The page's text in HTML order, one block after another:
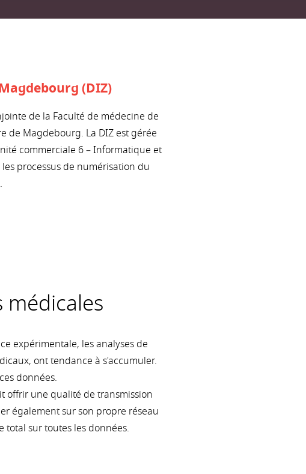
(DIZ)
de la Faculté de médecine de
de Magdebourg. La DIZ est gérée
commerciale 6 – Informatique et
processus de numérisation du
expérimentale, les analyses de
ont tendance à s'accumuler.
données.
offrir une qualité de transmission
également sur son propre réseau
sur toutes les données.